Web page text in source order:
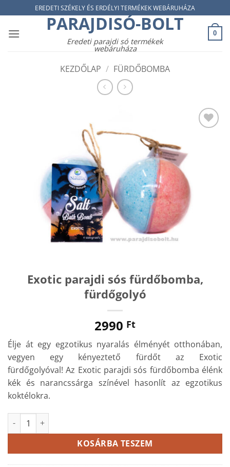
to
content
EREDETI SZÉKELY ÉS ERDÉLYI TERMÉKEK WEBÁRUHÁZA
PARAJDISÓ-BOLT
Eredeti parajdi só termékek
webáruháza
0
KEZDŐLAP / FÜRDŐBOMBA
Exotic parajdi sós fürdőbomba,
fürdőgolyó
2990 Ft
Élje át egy egzotikus nyaralás élményét otthonában,
vegyen egy kényeztető fürdőt az Exotic
fürdőgolyóval! Az Exotic parajdi sós fürdőbomba élénk
kék és narancssárga színével hasonlít az egzotikus
koktélokra.
Exotic parajdi sós fürdőbomba, fürdőgolyó mennyiség
KOSÁRBA TESZEM